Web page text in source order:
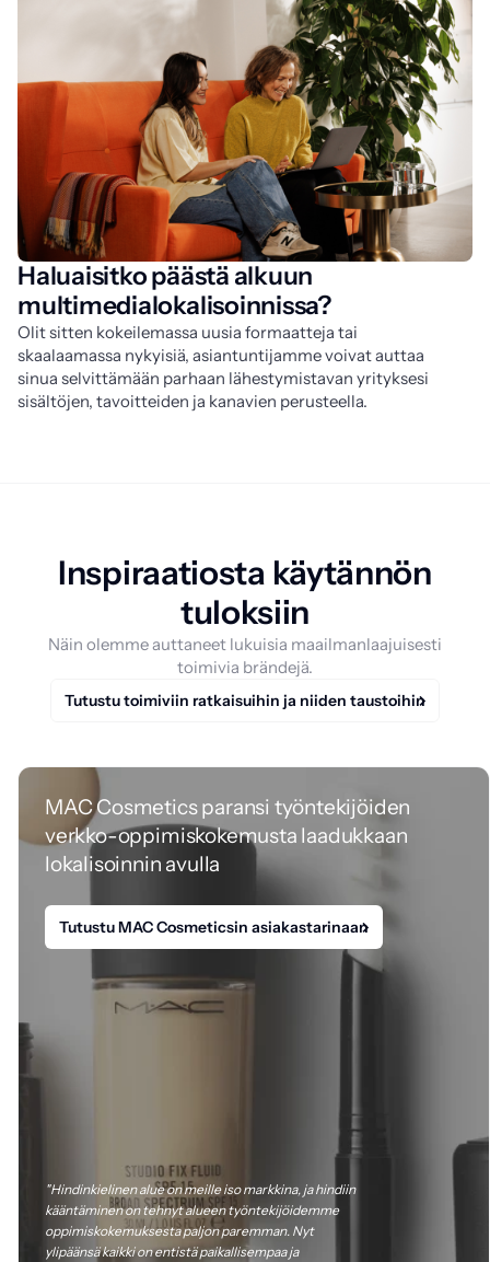
Haluaisitko päästä alkuun
multimedialokalisoinnissa?
Olit sitten kokeilemassa uusia formaatteja tai
skaalaamassa nykyisiä, asiantuntijamme voivat auttaa
sinua selvittämään parhaan lähestymistavan yrityksesi
sisältöjen, tavoitteiden ja kanavien perusteella.
Inspiraatiosta käytännön
tuloksiin
Näin olemme auttaneet lukuisia maailmanlaajuisesti
toimivia brändejä.
Tutustu toimiviin ratkaisuihin ja niiden taustoihin
MAC Cosmetics paransi työntekijöiden
verkko-oppimiskokemusta laadukkaan
lokalisoinnin avulla
Tutustu MAC Cosmeticsin asiakastarinaan
"Hindinkielinen alue on meille iso markkina, ja hindiin
kääntäminen on tehnyt alueen työntekijöidemme
oppimiskokemuksesta paljon paremman. Nyt
ylipäänsä kaikki on entistä paikallisempaa ja